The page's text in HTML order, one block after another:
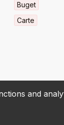
and
Buget
Carte